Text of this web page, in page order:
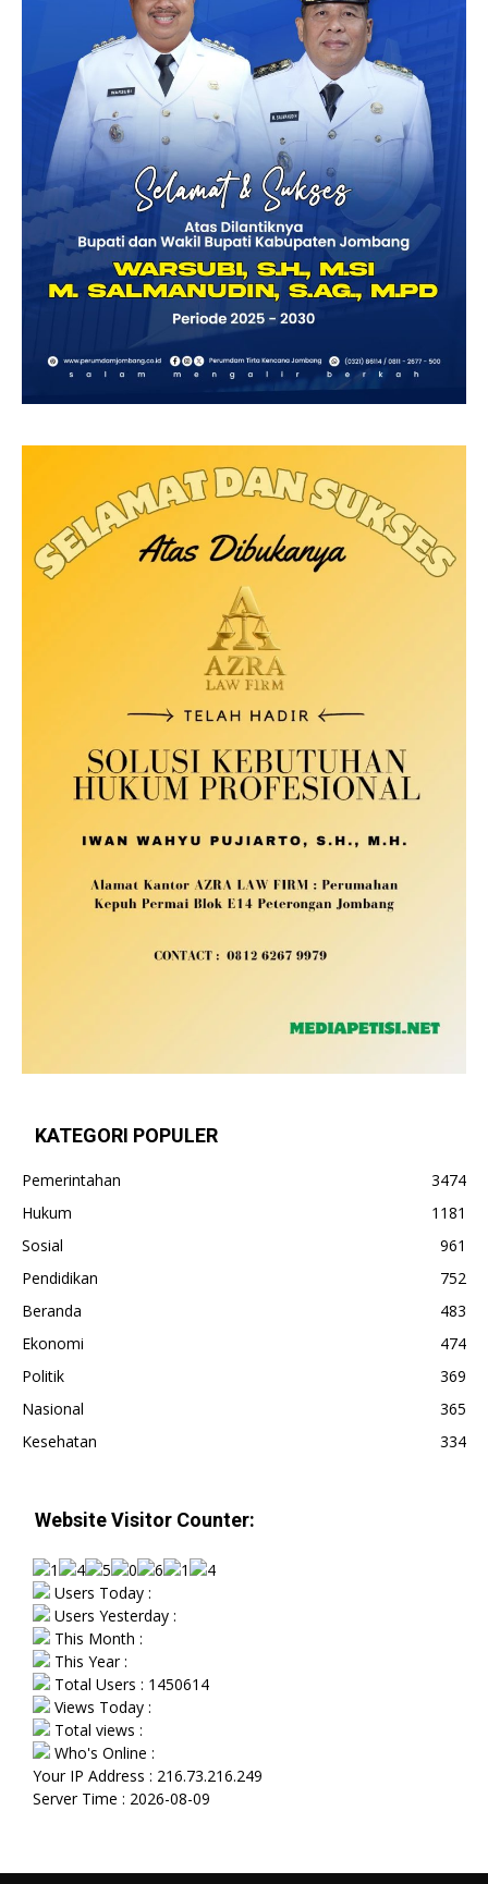
KATEGORI POPULER
Pemerintahan
3474
Hukum
1181
Sosial
961
Pendidikan
752
Beranda
483
Ekonomi
474
Politik
369
Nasional
365
Kesehatan
334
Website Visitor Counter:
Users Today :
Users Yesterday :
This Month :
This Year :
Total Users : 1450614
Views Today :
Total views :
Who's Online :
Your IP Address : 216.73.216.249
Server Time : 2026-08-09